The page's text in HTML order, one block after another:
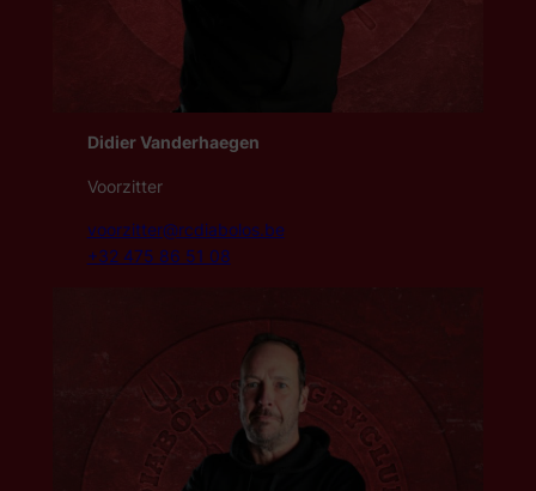
Didier Vanderhaegen
Voorzitter
voorzitter@rcdiabolos.be
+32 475 86 51 08